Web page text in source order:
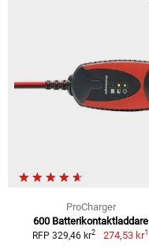
ProCharger
600 Batterikontaktladdare
RFP 329,46 kr2 274,53 kr1